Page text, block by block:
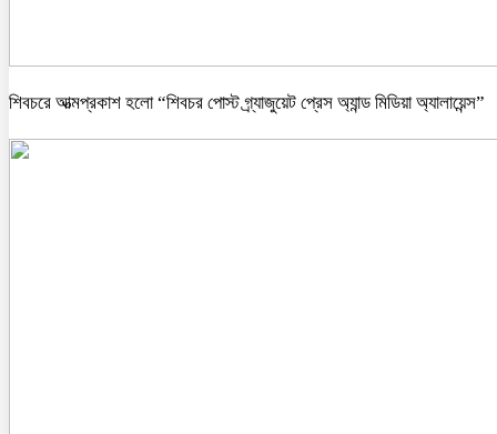
শিবচরে আত্মপ্রকাশ হলো “শিবচর পোস্ট গ্র্যাজুয়েট প্রেস অ্যান্ড মিডিয়া অ্যালায়েন্স”